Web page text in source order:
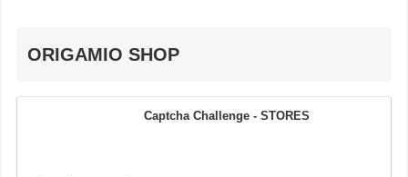
ORIGAMIO SHOP
Captcha Challenge - STORES